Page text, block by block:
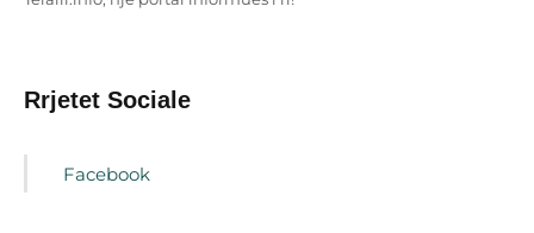
Rrjetet Sociale
Facebook